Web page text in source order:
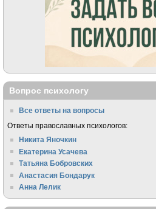
Вопрос психологу
Все ответы на вопросы
Ответы православных психологов:
Никита Яночкин
Екатерина Усачева
Татьяна Бобровских
Анастасия Бондарук
Анна Лелик